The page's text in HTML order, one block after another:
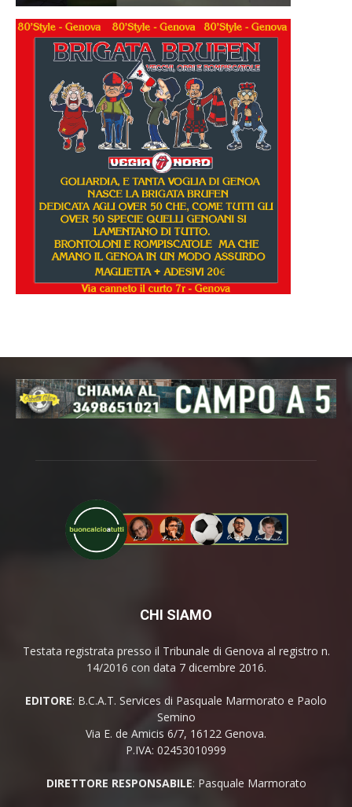
CHI SIAMO
Testata registrata presso il Tribunale di Genova al registro n.
14/2016 con data 7 dicembre 2016.
EDITORE: B.C.A.T. Services di Pasquale Marmorato e Paolo
Semino
Via E. de Amicis 6/7, 16122 Genova.
P.IVA: 02453010999
DIRETTORE RESPONSABILE: Pasquale Marmorato